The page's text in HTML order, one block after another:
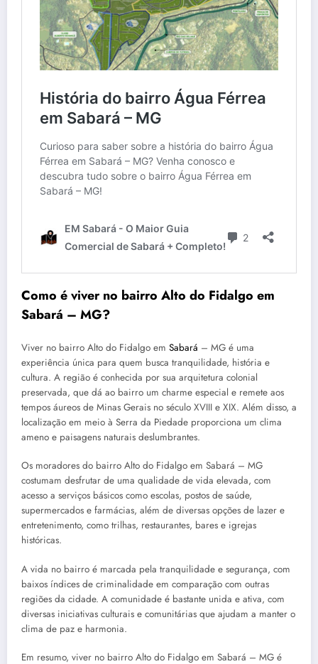
Como é viver no bairro Alto do Fidalgo em
Sabará – MG?
Viver no bairro Alto do Fidalgo em Sabará – MG é uma
experiência única para quem busca tranquilidade, história e
cultura. A região é conhecida por sua arquitetura colonial
preservada, que dá ao bairro um charme especial e remete aos
tempos áureos de Minas Gerais no século XVIII e XIX. Além disso, a
localização em meio à Serra da Piedade proporciona um clima
ameno e paisagens naturais deslumbrantes.
Os moradores do bairro Alto do Fidalgo em Sabará – MG
costumam desfrutar de uma qualidade de vida elevada, com
acesso a serviços básicos como escolas, postos de saúde,
supermercados e farmácias, além de diversas opções de lazer e
entretenimento, como trilhas, restaurantes, bares e igrejas
históricas.
A vida no bairro é marcada pela tranquilidade e segurança, com
baixos índices de criminalidade em comparação com outras
regiões da cidade. A comunidade é bastante unida e ativa, com
diversas iniciativas culturais e comunitárias que ajudam a manter o
clima de paz e harmonia.
Em resumo, viver no bairro Alto do Fidalgo em Sabará – MG é